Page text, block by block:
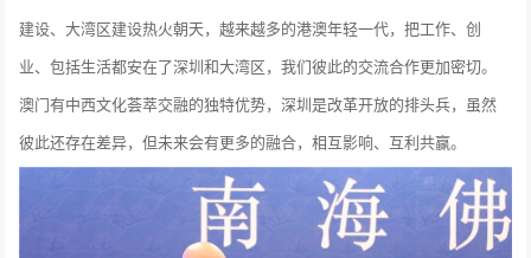
建设、大湾区建设热火朝天，越来越多的港澳年轻一代，把工作、创
业、包括生活都安在了深圳和大湾区，我们彼此的交流合作更加密切。
澳门有中西文化荟萃交融的独特优势，深圳是改革开放的排头兵，虽然
彼此还存在差异，但未来会有更多的融合，相互影响、互利共赢。